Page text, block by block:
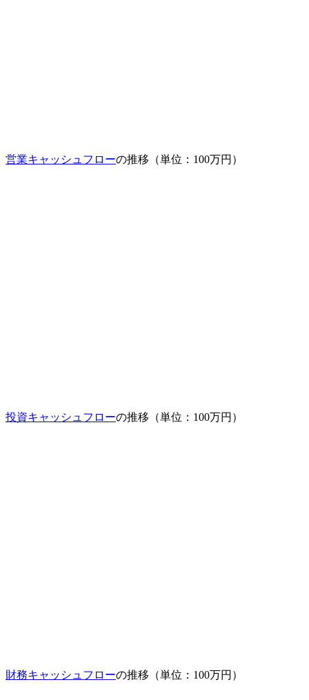
営業キャッシュフローの推移（単位：100万円）
投資キャッシュフローの推移（単位：100万円）
財務キャッシュフローの推移（単位：100万円）